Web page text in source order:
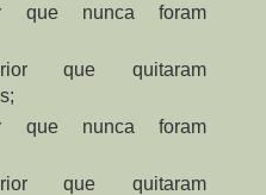
que nunca foram
que quitaram
que nunca foram
que quitaram